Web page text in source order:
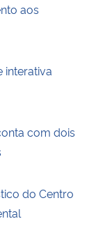
aos
interativa
com dois
do Centro